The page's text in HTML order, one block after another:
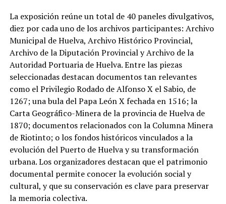
La exposición reúne un total de 40 paneles divulgativos,
diez por cada uno de los archivos participantes: Archivo
Municipal de Huelva, Archivo Histórico Provincial,
Archivo de la Diputación Provincial y Archivo de la
Autoridad Portuaria de Huelva.Entre las piezas
seleccionadas destacan documentos tan relevantes
como el Privilegio Rodado de Alfonso X el Sabio, de
1267; una bula del Papa León X fechada en 1516; la
Carta Geográfico-Minera de la provincia de Huelva de
1870; documentos relacionados con la Columna Minera
de Riotinto; o los fondos históricos vinculados a la
evolución del Puerto de Huelva y su transformación
urbana.Los organizadores destacan que el patrimonio
documental permite conocer la evolución social y
cultural, y que su conservación es clave para preservar
la memoria colectiva.